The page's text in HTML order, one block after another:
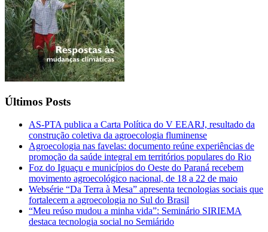
Últimos Posts
AS-PTA publica a Carta Política do V EEARJ, resultado da
construção coletiva da agroecologia fluminense
Agroecologia nas favelas: documento reúne experiências de
promoção da saúde integral em territórios populares do Rio
Foz do Iguaçu e municípios do Oeste do Paraná recebem
movimento agroecológico nacional, de 18 a 22 de maio
Websérie “Da Terra à Mesa” apresenta tecnologias sociais que
fortalecem a agroecologia no Sul do Brasil
“Meu reúso mudou a minha vida”: Seminário SIRIEMA
destaca tecnologia social no Semiárido